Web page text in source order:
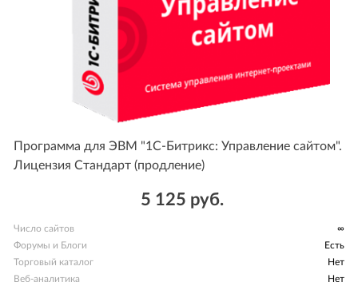
Программа для ЭВМ "1С-Битрикс: Управление сайтом".
Лицензия Стандарт (продление)
5 125 руб.
Число сайтов
∞
Форумы и Блоги
Есть
Торговый каталог
Нет
Веб-аналитика
Нет